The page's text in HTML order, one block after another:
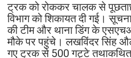
ट्रक को रोककर चालक से
विभाग को शिकायत दी गई।
की टीम और थाना डिंग के
मौके पर पहुंचे। लखविंदर सिंह
गए ट्रक से 500 गट्टे तथाकथित